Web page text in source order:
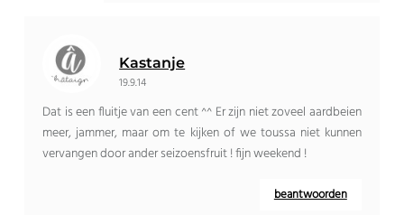
Kastanje
19.9.14
Dat is een fluitje van een cent ^^ Er zijn niet zoveel aardbeien
meer, jammer, maar om te kijken of we toussa niet kunnen
vervangen door ander seizoensfruit ! fijn weekend !
beantwoorden